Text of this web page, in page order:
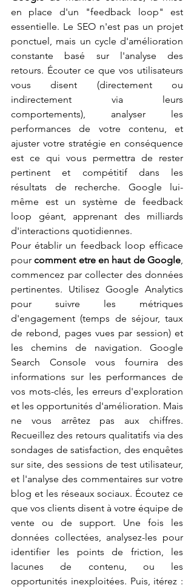
en place d'un "feedback loop" est
essentielle. Le SEO n'est pas un projet
ponctuel, mais un cycle d'amélioration
constante basé sur l'analyse des
retours. Écouter ce que vos utilisateurs
vous disent (directement ou
indirectement via leurs
comportements), analyser les
performances de votre contenu, et
ajuster votre stratégie en conséquence
est ce qui vous permettra de rester
pertinent et compétitif dans les
résultats de recherche. Google lui-
même est un système de feedback
loop géant, apprenant des milliards
d'interactions quotidiennes.
Pour établir un feedback loop efficace
pour comment etre en haut de Google,
commencez par collecter des données
pertinentes. Utilisez Google Analytics
pour suivre les métriques
d'engagement (temps de séjour, taux
de rebond, pages vues par session) et
les chemins de navigation. Google
Search Console vous fournira des
informations sur les performances de
vos mots-clés, les erreurs d'exploration
et les opportunités d'amélioration. Mais
ne vous arrêtez pas aux chiffres.
Recueillez des retours qualitatifs via des
sondages de satisfaction, des enquêtes
sur site, des sessions de test utilisateur,
et l'analyse des commentaires sur votre
blog et les réseaux sociaux. Écoutez ce
que vos clients disent à votre équipe de
vente ou de support. Une fois les
données collectées, analysez-les pour
identifier les points de friction, les
lacunes de contenu, ou les
opportunités inexploitées. Puis, itérez :